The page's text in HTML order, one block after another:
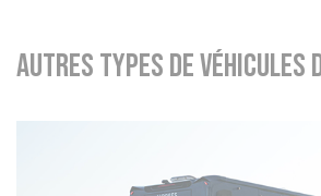
Autres types de véhicules